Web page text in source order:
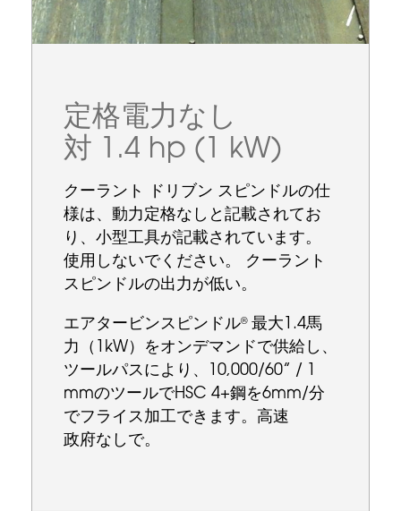
定格電力なし
対 1.4 hp (1 kW)
クーラント ドリブン スピンドルの仕
様は、動力定格なしと記載されてお
り、小型工具が記載されています。
使用しないでください。 クーラント
スピンドルの出力が低い。
エアタービンスピンドル®最大1.4馬
力（1kW）をオンデマンドで供給し、
ツールパスにより、10,000/60” / 1
mmのツールでHSC 4+鋼を6mm/分
でフライス加工できます。高速
政府なしで。